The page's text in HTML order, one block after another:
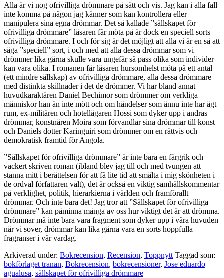
Alla är vi nog ofrivilliga drömmare på sätt och vis. Jag kan i alla fall
inte komma på någon jag känner som kan kontrollera eller
manipulera sina egna drömmar. Det så kallade ”sällskapet för
ofrivilliga drömmare” läsaren får möta på är dock en speciell sorts
ofrivilliga drömmare. I och för sig är det möjligt att alla vi är en så att
säga ”speciell” sort, i och med att alla dessa drömmar som vi
drömmer lika gärna skulle vara ungefär så pass olika som individer
kan vara olika. I romanen får läsaren hursomhelst möta på ett antal
(ett mindre sällskap) av ofrivilliga drömmare, alla dessa drömmare
med distinkta skillnader i det de drömmer. Vi har bland annat
huvudkaraktären Daniel Bechimor som drömmer om verkliga
människor han än inte mött och om händelser som ännu inte har ägt
rum, ex-militären och hotellägaren Hossi som dyker upp i andras
drömmar, konstnären Moira som förvandlar sina drömmar till konst
och Daniels dotter Karinguiri som drömmer om en rättvis och
demokratisk framtid för Angola.
”Sällskapet för ofrivilliga drömmare” är inte bara en färgrik och
vackert skriven roman (ibland blev jag till och med tvungen att
stanna mitt i berättelsen för att få lite tid att smälta i mig skönheten i
de ordval författaren valt), det är också en viktig samhällskommentar
på verklighet, politik, hierarkierna i världen och framförallt
drömmar. Och inte bara det! Jag tror att ”Sällskapet för ofrivilliga
drömmare” kan påminna många av oss hur viktigt det är att drömma.
Drömmar må inte bara vara fragment som dyker upp i våra huvuden
när vi sover, drömmar kan lika gärna vara en sorts hoppfulla
fragranser i vår vardag.
Arkiverad under: Bokrecension, Recension, Toppnytt Taggad som:
bokförlaget tranan, Bokrecension, bokrecensioner, Jose eduardo
agualusa, sällskapet för ofrivilliga drömmare